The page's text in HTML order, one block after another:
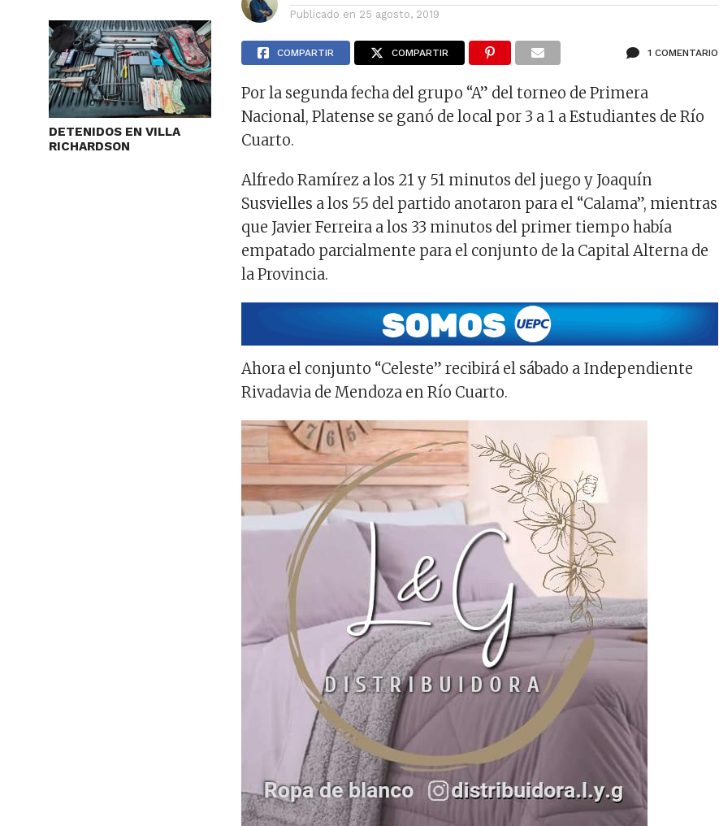
DETENIDOS EN VILLA
RICHARDSON
Publicado en 25 agosto, 2019
COMPARTIR COMPARTIR 1 COMENTARIO
Por la segunda fecha del grupo “A” del torneo de Primera
Nacional, Platense se ganó de local por 3 a 1 a Estudiantes de Río
Cuarto.
Alfredo Ramírez a los 21 y 51 minutos del juego y Joaquín
Susvielles a los 55 del partido anotaron para el “Calama”, mientras
que Javier Ferreira a los 33 minutos del primer tiempo había
empatado parcialmente para el conjunto de la Capital Alterna de
la Provincia.
Ahora el conjunto “Celeste” recibirá el sábado a Independiente
Rivadavia de Mendoza en Río Cuarto.